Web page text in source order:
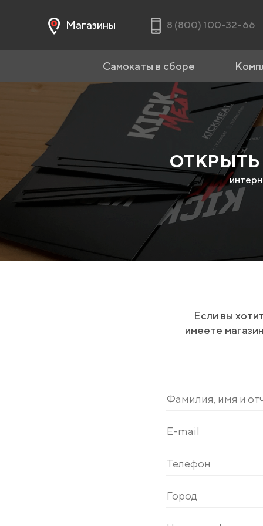
Магазины 8 (800) 100-32-66
Самокаты в сборе
ОТКРЫТЬ
Если вы
имеете